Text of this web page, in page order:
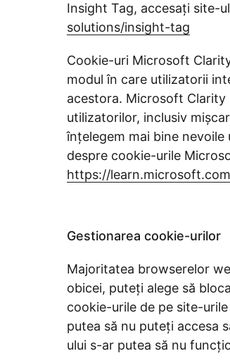
Insight Tag, accesați site-
solutions/insight-tag
Cookie-uri Microsoft
modul în care utilizatorii
acestora. Microsoft
utilizatorilor, inclusiv
înțelegem mai bine
despre cookie-urile
https://
Gestionarea cookie-urilor
Majoritatea browserelor
obicei, puteți alege să
cookie-urile de pe site-
putea să nu puteți accesa
ului s-ar putea să nu